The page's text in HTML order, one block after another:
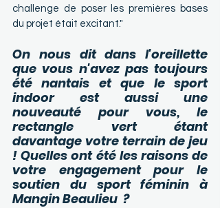
challenge de poser les premières bases
du projet était excitant."
On nous dit dans l'oreillette
que vous n'avez pas toujours
été nantais et que le sport
indoor est aussi une
nouveauté pour vous, le
rectangle vert étant
davantage votre terrain de jeu
! Quelles ont été les raisons de
votre engagement pour le
soutien du sport féminin à
Mangin Beaulieu  ?